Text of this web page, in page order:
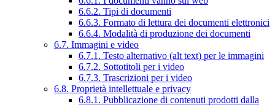
6.6.2. Tipi di documenti
6.6.3. Formato di lettura dei documenti elettronici
6.6.4. Modalità di produzione dei documenti
6.7. Immagini e video
6.7.1. Testo alternativo (alt text) per le immagini
6.7.2. Sottotitoli per i video
6.7.3. Trascrizioni per i video
6.8. Proprietà intellettuale e privacy
6.8.1. Pubblicazione di contenuti prodotti dalla